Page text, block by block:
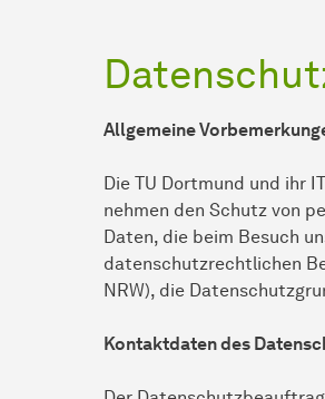
Allgemeine
Die TU Dortmund und ihr
nehmen den Schutz von
Daten, die beim Besuch
datenschutzrechtlichen
NRW), die
Kontaktdaten des